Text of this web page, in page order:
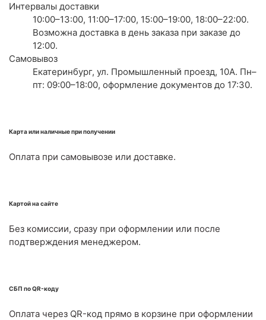
Интервалы доставки
10:00–13:00, 11:00–17:00, 15:00–19:00, 18:00–22:00.
Возможна доставка в день заказа при заказе до
12:00.
Самовывоз
Екатеринбург, ул. Промышленный проезд, 10А. Пн–
пт: 09:00–18:00, оформление документов до 17:30.
Карта или наличные при получении
Оплата при самовывозе или доставке.
Картой на сайте
Без комиссии, сразу при оформлении или после
подтверждения менеджером.
СБП по QR-коду
Оплата через QR-код прямо в корзине при оформлении